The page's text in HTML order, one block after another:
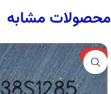
محصولات مشابه
-10%